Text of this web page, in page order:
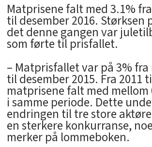
Matprisene falt med 3.1%
til desember 2016. Størksen
det denne gangen var
som førte til prisfallet.
– Matprisfallet var på 3%
til desember 2015. Fra 2011
matprisene falt med mellom
i samme periode. Dette
endringen til tre store
en sterkere konkurranse,
merker på lommeboken.